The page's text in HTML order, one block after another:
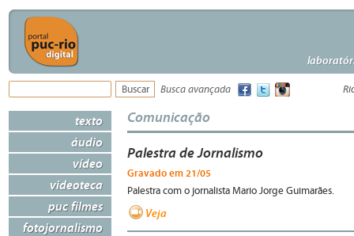
Busca avançada
texto
áudio
vídeo
videoteca
puc filmes
fotojornalismo
Comunicação
Palestra de Jornalismo
Gravado em 21/05
Palestra com o jornalista Mario Jorge Guimarães.
Veja